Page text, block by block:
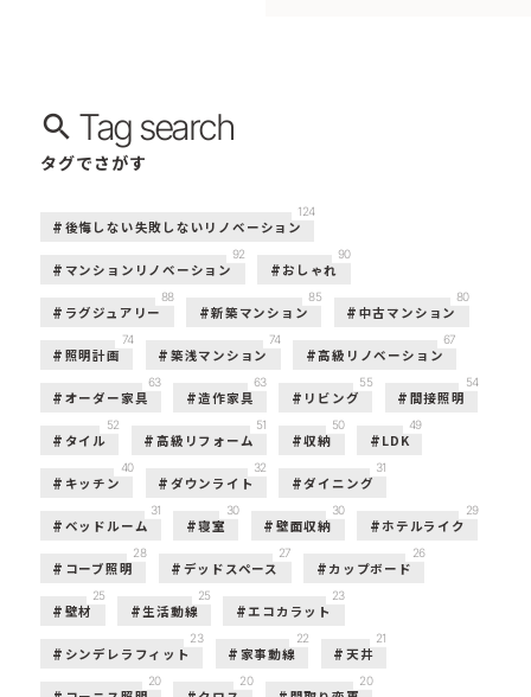
Tag search
タグでさがす
後悔しない失敗しないリノベーション
124
マンションリノベーション
92
おしゃれ
90
ラグジュアリー
88
新築マンション
85
中古マンション
80
照明計画
74
築浅マンション
74
高級リノベーション
67
オーダー家具
63
造作家具
63
リビング
55
間接照明
54
タイル
52
高級リフォーム
51
収納
50
LDK
49
キッチン
40
ダウンライト
32
ダイニング
31
ベッドルーム
31
寝室
30
壁面収納
30
ホテルライク
29
コーブ照明
28
デッドスペース
27
カップボード
26
壁材
25
生活動線
25
エコカラット
23
シンデレラフィット
23
家事動線
22
天井
21
20 20 20